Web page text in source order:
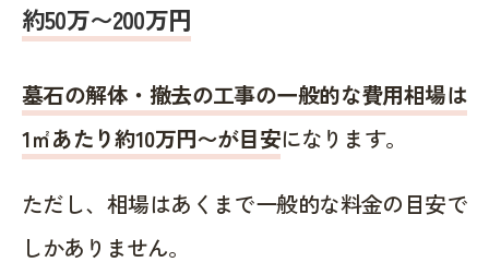
約50万〜200万円
墓石の解体・撤去の工事の一般的な費用相場は
1㎡あたり約10万円〜が目安になります。
ただし、相場はあくまで一般的な料金の目安で
しかありません。